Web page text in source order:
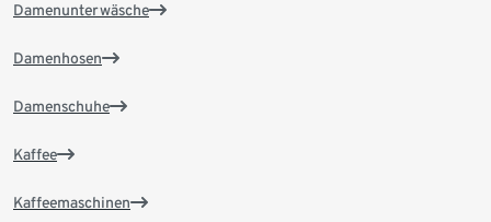
Damenunterwäsche
Damenhosen
Damenschuhe
Kaffee
Kaffeemaschinen